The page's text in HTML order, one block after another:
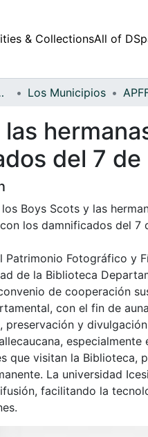
& CollectionsAll of
Valle del Cauca Los Municipios
del 7
Boys Scots y las
los damnificados del 7
Patrimonio Fotográfico y
de la Biblioteca
de cooperación
con el fin de
preservación y
que visitan la Biblioteca,
La universidad
facilitando la